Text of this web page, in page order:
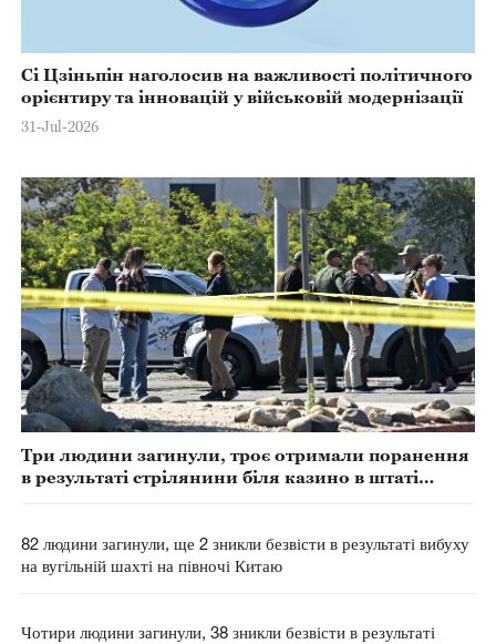
Сі Цзіньпін наголосив на важливості політичного
орієнтиру та інновацій у військовій модернізації
31-Jul-2026
Три людини загинули, троє отримали поранення
в результаті стрілянини біля казино в штаті
82 людини загинули, ще 2 зникли безвісти в результаті вибуху
на вугільній шахті на півночі Китаю
Чотири людини загинули, 38 зникли безвісти в результаті